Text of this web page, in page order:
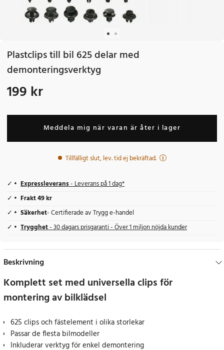
Plastclips till bil 625 delar med
demonteringsverktyg
Pris:199 kr
199 kr
Meddela mig när varan är åter i lager
Tillfälligt slut, lev. tid ej bekräftad.
Expressleverans- Leverans på 1 dag*
Frakt 49 kr
Säkerhet- Certifierade av Trygg e-handel
Trygghet- 30 dagars prisgaranti - Över 1 miljon nöjda kunder
Beskrivning
Komplett set med universella clips för
montering av bilklädsel
625 clips och fästelement i olika storlekar
Passar de flesta bilmodeller
Inkluderar verktyg för enkel demontering